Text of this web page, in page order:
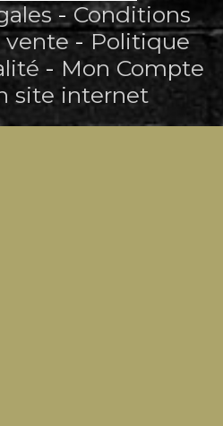
Conditions
vente
Politique
Mon Compte
site internet